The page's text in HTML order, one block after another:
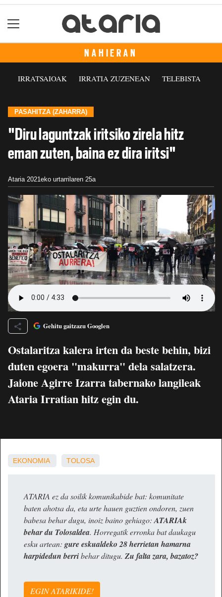
NAHIERAN
IRRATSAIOAK IRRATIA ZUZENEAN TELEBISTA
PASAHITZA (ZAHARRA)
"Diru laguntzak iritsiko zirela hitz
eman zuten, baina ez dira iritsi"
Ataria 2021eko urtarrilaren 25a
Gehitu gaitzazu Googlen
Ostalaritza kalera irten da beste behin, bizi
duten egoera "makurra" dela salatzera.
Jaione Agirre Izarra tabernako langileak
Ataria Irratian hitz egin du.
EKONOMIA TOLOSA
ATARIA ez da soilik komunikabide bat: komunitate
baten ahotsa da, eta urte hauen guztien ondoren, zuen
babesa behar dugu, inoiz baino gehiago: ATARIAk
behar du Tolosaldea. Horregatik erronka bat daukagu
esku artean: gure eskualdeko 28 herrietan hamarna
harpidedun berribehar ditugu. Zu falta zara, bazatoz?
EGIN ATARIKIDE!